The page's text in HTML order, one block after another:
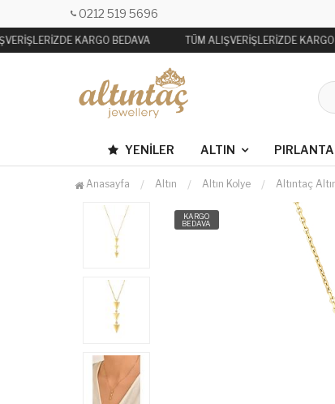
0212 519 5696
KARGO BEDAVA TÜM ALIŞVERİŞLERİZDE KARGO
YENILER ALTIN PIRLANTA
Anasayfa Altın Altın Kolye Altıntaç
KARGO
BEDAVA